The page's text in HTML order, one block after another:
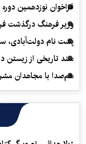
فراخوان نوزدهمین
وزیر فرهنگ درگذشت
پشت نام دولت‌آبادی،
سند تاریخی از زیستن
هم‌صدا با مجاهدان